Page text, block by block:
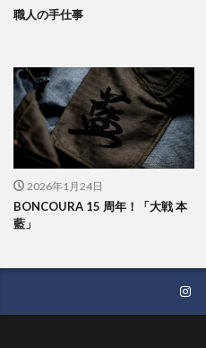
職人の手仕事
2026年1月24日
BONCOURA 15 周年！「大戦 本
藍」